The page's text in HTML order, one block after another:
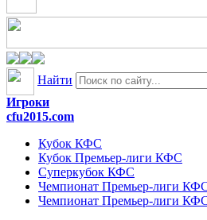
Найти
Игроки
cfu2015.com
Кубок КФС
Кубок Премьер-лиги КФС
Суперкубок КФС
Чемпионат Премьер-лиги
Чемпионат Премьер-лиги